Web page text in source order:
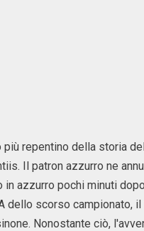
più repentino della storia
Il patron azzurro ne
in azzurro pochi minuti
dello scorso campionato, il
Nonostante ciò,